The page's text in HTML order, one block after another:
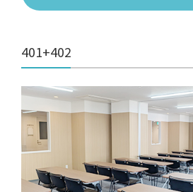
401+402